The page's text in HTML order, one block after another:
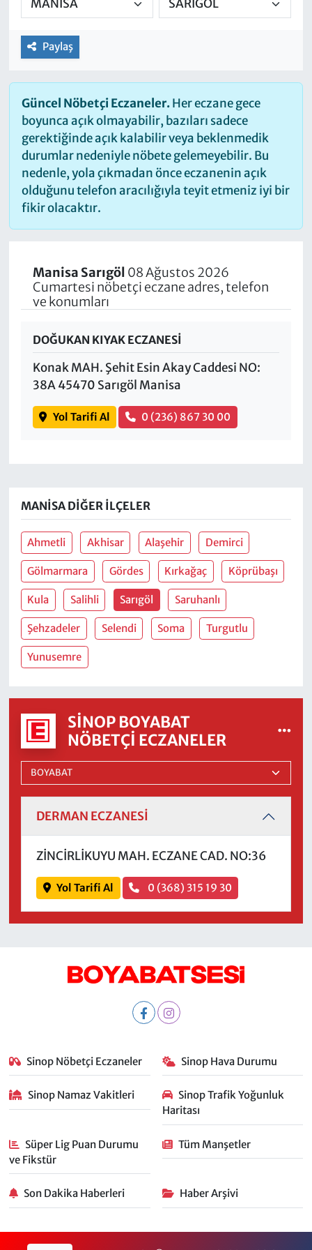
Paylaş
Güncel Nöbetçi Eczaneler.Her eczane gece
boyunca açık olmayabilir, bazıları sadece
gerektiğinde açık kalabilir veya beklenmedik
durumlar nedeniyle nöbete gelemeyebilir. Bu
nedenle, yola çıkmadan önce eczanenin açık
olduğunu telefon aracılığıyla teyit etmeniz iyi bir
fikir olacaktır.
Manisa Sarıgöl 08 Ağustos 2026
Cumartesi nöbetçi eczane adres, telefon
ve konumları
DOĞUKAN KIYAK ECZANESİ
Konak MAH. Şehit Esin Akay Caddesi NO:
38A 45470 Sarıgöl Manisa
Yol Tarifi Al 0 (236) 867 30 00
MANISA DIĞER İLÇELER
Ahmetli Akhisar Alaşehir Demirci
Gölmarmara Gördes Kırkağaç Köprübaşı
Kula Salihli Sarıgöl Saruhanlı
Şehzadeler Selendi Soma Turgutlu
Yunusemre
SINOP BOYABAT
NÖBETÇI ECZANELER
DERMAN ECZANESİ
ZİNCİRLİKUYU MAH. ECZANE CAD. NO:36
Yol Tarifi Al 0 (368) 315 19 30
Sinop Nöbetçi Eczaneler Sinop Hava Durumu
Sinop Namaz Vakitleri
Sinop Trafik Yoğunluk
Haritası
Süper Lig Puan Durumu
ve Fikstür
Tüm Manşetler
Son Dakika Haberleri Haber Arşivi